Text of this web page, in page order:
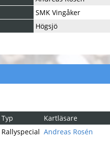
SMK Vingåker
Högsjö
Typ
Kartläsare
Rallyspecial Andreas Rosén